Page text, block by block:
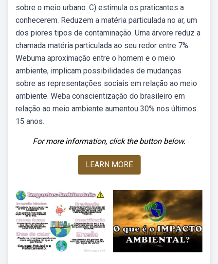
sobre o meio urbano. C) estimula os praticantes a
conhecerem. Reduzem a matéria particulada no ar, um
dos piores tipos de contaminação. Uma árvore reduz a
chamada matéria particulada ao seu redor entre 7%.
Webuma aproximação entre o homem e o meio
ambiente, implicam possibilidades de mudanças
sobre as representações sociais em relação ao meio
ambiente. Weba conscientização do brasileiro em
relação ao meio ambiente aumentou 30% nos últimos
15 anos.
For more information, click the button below.
LEARN MORE